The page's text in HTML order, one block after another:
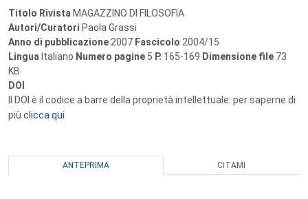
Titolo Rivista MAGAZZINO DI FILOSOFIA
Autori/Curatori Paola Grassi
Anno di pubblicazione 2007 Fascicolo 2004/15
Lingua Italiano Numero pagine 5 P. 165-169 Dimensione file 73
KB
DOI
Il DOI è il codice a barre della proprietà intellettuale: per saperne di
più clicca qui
ANTEPRIMA CITAMI